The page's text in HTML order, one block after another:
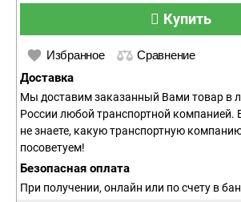
Купить
Избранное Сравнение
Доставка
Мы доставим заказанный Вами товар в
России любой транспортной компанией.
не знаете, какую транспортную
посоветуем!
Безопасная оплата
При получении, онлайн или по счету в